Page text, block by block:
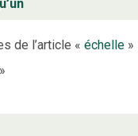
de l’article «échelle »
»